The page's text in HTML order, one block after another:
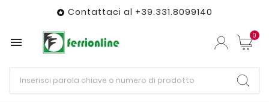
 Contattaci al +39.331.8099140
 0